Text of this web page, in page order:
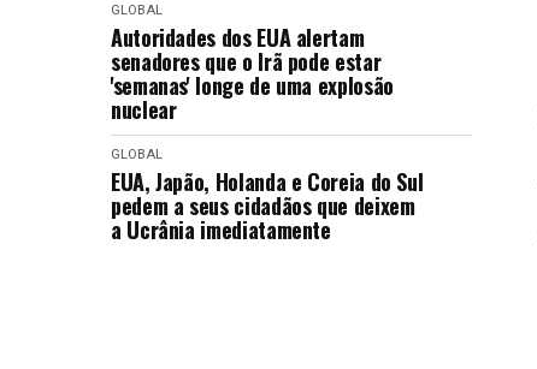
GLOBAL
Autoridades dos EUA alertam
senadores que o Irã pode estar
'semanas' longe de uma explosão
nuclear
GLOBAL
EUA, Japão, Holanda e Coreia do Sul
pedem a seus cidadãos que deixem
a Ucrânia imediatamente